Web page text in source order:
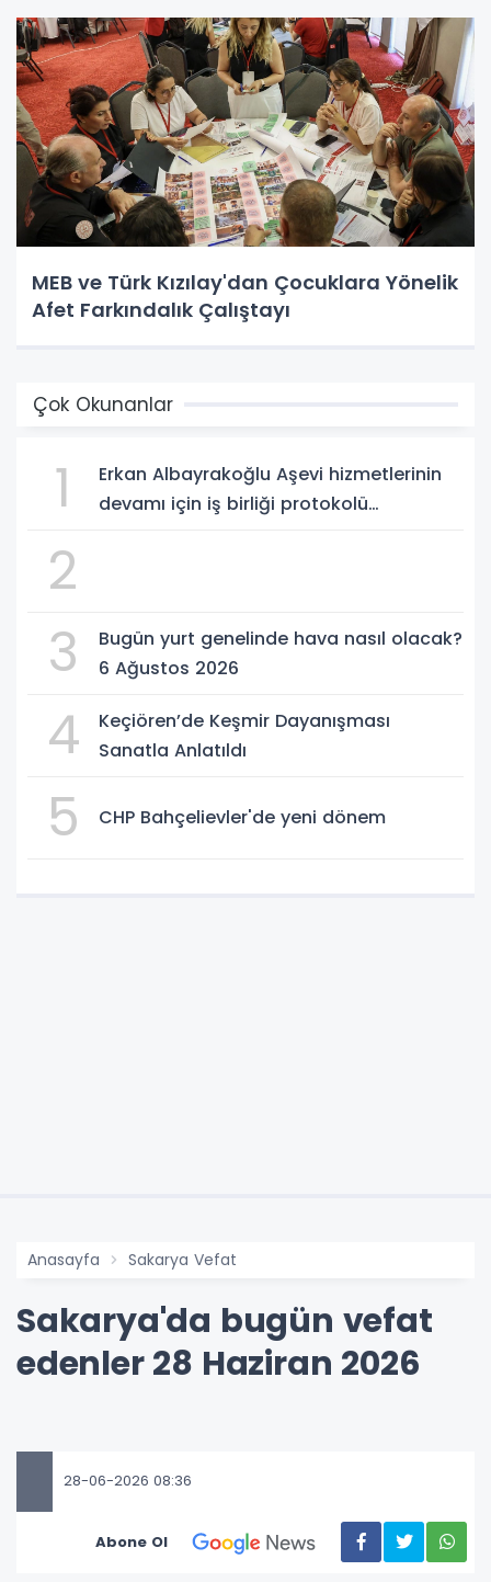
MEB ve Türk Kızılay'dan Çocuklara Yönelik
Afet Farkındalık Çalıştayı
Çok Okunanlar
1
Erkan Albayrakoğlu Aşevi hizmetlerinin
devamı için iş birliği protokolü
2
3
Bugün yurt genelinde hava nasıl olacak?
6 Ağustos 2026
4
Keçiören’de Keşmir Dayanışması
Sanatla Anlatıldı
5 CHP Bahçelievler'de yeni dönem
Anasayfa Sakarya Vefat
Sakarya'da bugün vefat
edenler 28 Haziran 2026
28-06-2026 08:36
Abone Ol